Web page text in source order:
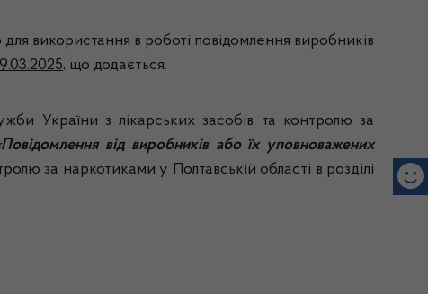
використання в роботі повідомлення виробників
, що додається.
України з лікарських засобів та контролю за
від виробників або їх уповноважених
за наркотиками у Полтавській області в розділі